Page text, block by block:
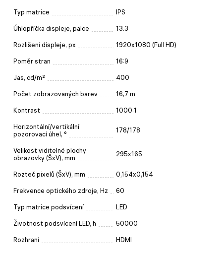
Typ matrice IPS
Úhlopříčka displeje, palce 13.3
Rozlišení displeje, px 1920x1080 (Full HD)
Poměr stran 16:9
Jas, cd/m² 400
Počet zobrazovaných barev 16,7 m
Kontrast 1000:1
Horizontální/vertikální
pozorovací úhel, °
178/178
Velikost viditelné plochy
obrazovky (ŠxV), mm
295x165
Rozteč pixelů (ŠxV), mm 0,154x0,154
Frekvence optického zdroje, Hz 60
Typ matrice podsvícení LED
Životnost podsvícení LED, h 50000
Rozhraní HDMI